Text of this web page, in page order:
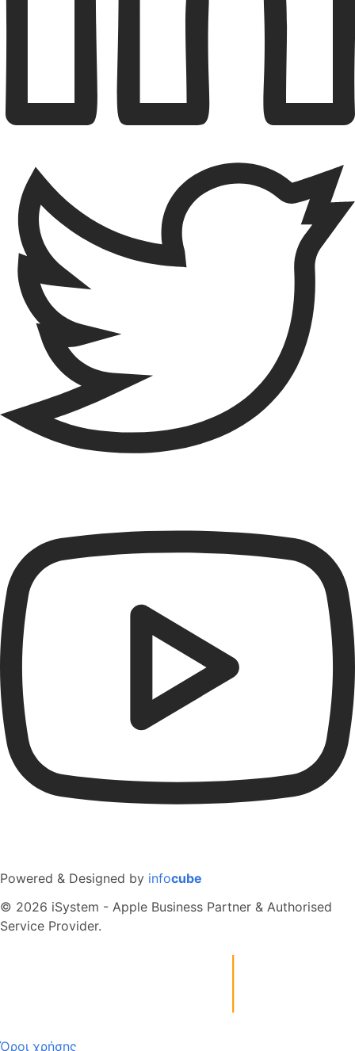
Powered & Designed by infocube
© 2026 iSystem - Apple Business Partner & Authorised
Service Provider.
Όροι χρήσης